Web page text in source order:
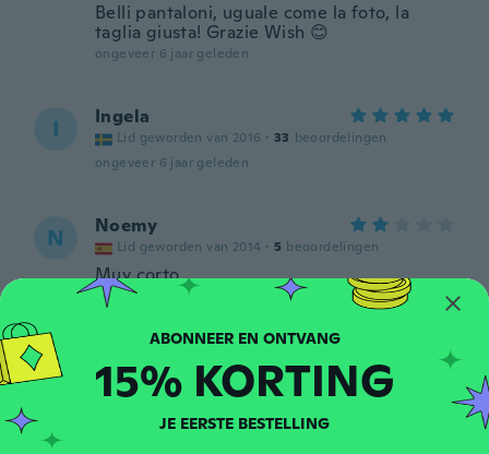
Belli pantaloni, uguale come la foto, la
taglia giusta! Grazie Wish 😊
ongeveer 6 jaar geleden
I Ingela
Lid geworden van 2016 · 33 beoordelingen
ongeveer 6 jaar geleden
N Noemy
Lid geworden van 2014 · 5 beoordelingen
Muy corto
ongeveer 6 jaar geleden
S
Lid geworden van
2018
35 beoordelingen ·
ongeveer 6 jaar geleden
ABONNEER EN ONTVANG
15% KORTING
JE EERSTE BESTELLING